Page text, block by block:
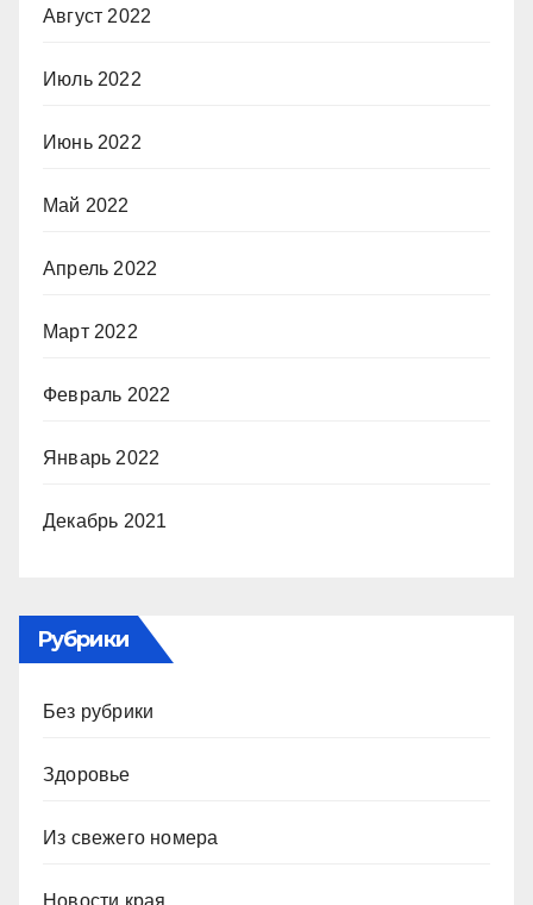
Август 2022
Июль 2022
Июнь 2022
Май 2022
Апрель 2022
Март 2022
Февраль 2022
Январь 2022
Декабрь 2021
Рубрики
Без рубрики
Здоровье
Из свежего номера
Новости края